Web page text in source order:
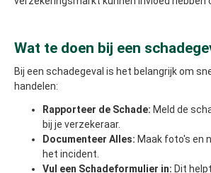
Wat te doen bij een
Bij een schadegeval is het belangrijk om
handelen:
Rapporteer de Schade: Meld de
bij je verzekeraar.
Documenteer Alles: Maak foto's en
het incident.
Vul een Schadeformulier in: Dit